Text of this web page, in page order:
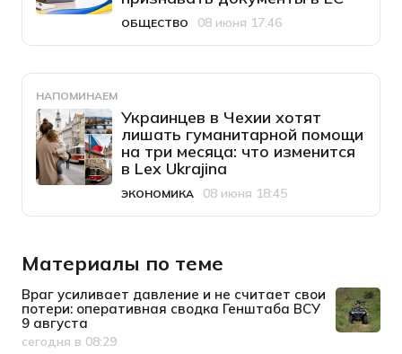
Категория
ОБЩЕСТВО
Дата публикации
08 июня 17:46
НАПОМИНАЕМ
Украинцев в Чехии хотят
лишать гуманитарной помощи
на три месяца: что изменится
в Lex Ukrajina
Категория
ЭКОНОМИКА
Дата публикации
08 июня 18:45
Материалы по теме
Враг усиливает давление и не считает свои
потери: оперативная сводка Генштаба ВСУ
9 августа
Дата публикации
сегодня в 08:29